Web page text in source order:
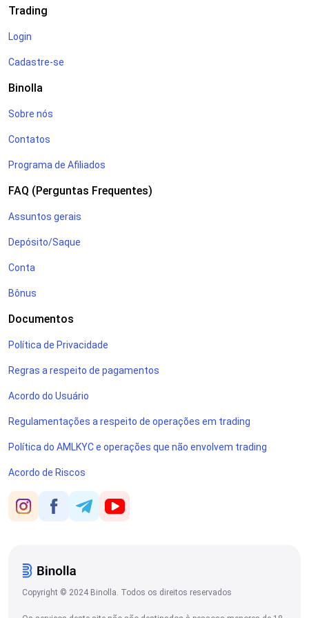
caminho rumo ao sucesso com o blog oficial da Binolla.
Trading
Login
Cadastre-se
Binolla
Sobre nós
Contatos
Programa de Afiliados
FAQ (Perguntas Frequentes)
Assuntos gerais
Depósito/Saque
Conta
Bônus
Documentos
Política de Privacidade
Regras a respeito de pagamentos
Acordo do Usuário
Regulamentações a respeito de operações em trading
Política do AMLKYC e operações que não envolvem trading
Acordo de Riscos
Copyright © 2024 Binolla. Todos os direitos reservados